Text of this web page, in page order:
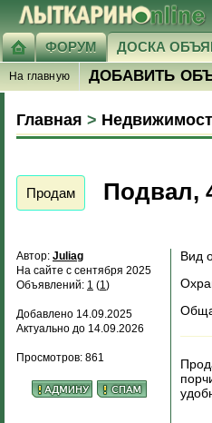
ФОРУМ ДОСКА
На главную ДОБАВИТЬ
Главная >
Продам Подвал,
Автор: Juliag
На сайте с сентября 2025
Объявлений: 1 (1)
Добавлено 14.09.2025
Актуально до 14.09.2026
Просмотров: 861
Вид